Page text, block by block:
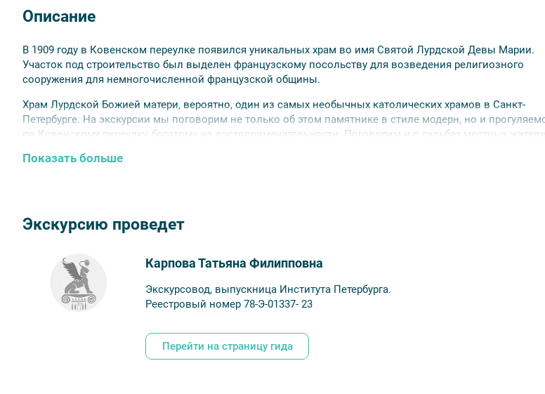
Описание
В 1909 году в Ковенском переулке появился уникальных храм во имя Святой Лурдской Девы Марии.
Участок под строительство был выделен французскому посольству для возведения религиозного
сооружения для немногочисленной французской общины.
Храм Лурдской Божией матери, вероятно, один из самых необычных католических храмов в Санкт-
Петербурге. На экскурсии мы поговорим не только об этом памятнике в стиле модерн, но и
по Ковенскому переулку, богатому на достопримечательности. Поговорим и о судьбах местных
— дом архитектора А. Бубыря;
— творение А. Хренова;
Показать больше
Экскурсию проведет
Карпова Татьяна Филипповна
Экскурсовод, выпускница Института Петербурга.
Реестровый номер 78-Э-01337- 23
Перейти на страницу гида